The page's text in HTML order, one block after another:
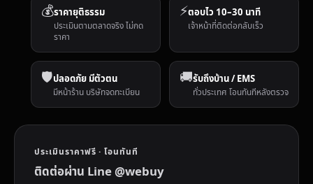
💰ราคายุติธรรม
ประเมินตามตลาดจริง ไม่กด
ราคา
⚡ตอบไว 10–30 นาที
เจ้าหน้าที่ติดต่อกลับเร็ว
🛡️ปลอดภัย มีตัวตน
มีหน้าร้าน บริษัทจดทะเบียน
🚚รับถึงบ้าน / EMS
ทั่วประเทศ โอนทันทีหลังตรวจ
ประเมินราคาฟรี · โอนทันที
ติดต่อผ่าน Line @webuy